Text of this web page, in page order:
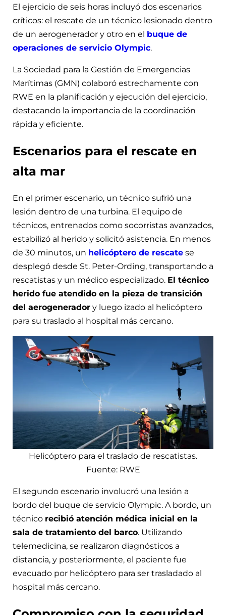
El ejercicio de seis horas incluyó dos escenarios
críticos: el rescate de un técnico lesionado dentro
de un aerogenerador y otro en el buque de
operaciones de servicio Olympic.
La Sociedad para la Gestión de Emergencias
Marítimas (GMN) colaboró estrechamente con
RWE en la planificación y ejecución del ejercicio,
destacando la importancia de la coordinación
rápida y eficiente.
Escenarios para el rescate en
alta mar
En el primer escenario, un técnico sufrió una
lesión dentro de una turbina. El equipo de
técnicos, entrenados como socorristas avanzados,
estabilizó al herido y solicitó asistencia. En menos
de 30 minutos, un helicóptero de rescate se
desplegó desde St. Peter-Ording, transportando a
rescatistas y un médico especializado. El técnico
herido fue atendido en la pieza de transición
del aerogenerador y luego izado al helicóptero
para su traslado al hospital más cercano.
Helicóptero para el traslado de rescatistas.
Fuente: RWE
El segundo escenario involucró una lesión a
bordo del buque de servicio Olympic. A bordo, un
técnico recibió atención médica inicial en la
sala de tratamiento del barco. Utilizando
telemedicina, se realizaron diagnósticos a
distancia, y posteriormente, el paciente fue
evacuado por helicóptero para ser trasladado al
hospital más cercano.